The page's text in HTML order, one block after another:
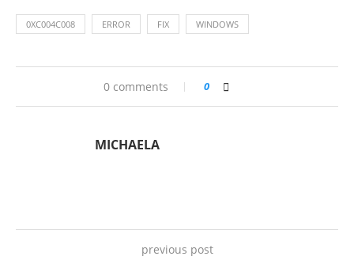
0XC004C008 ERROR FIX WINDOWS
0 comments 0
MICHAELA
previous post